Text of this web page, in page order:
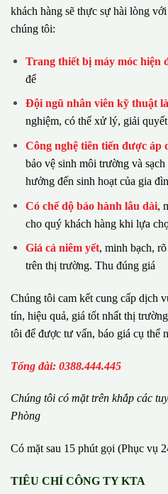
khách hàng sẽ thực sự hài lòng
chúng tôi:
Trang thiết bị máy móc hiện
để
Đội ngũ nhân viên kỹ thuật
nghiệm, có thể xử lý, giải
Công nghệ tiên tiến được áp
bảo vệ sinh môi trường và
hưởng đến sinh hoạt của gia
Có chế dộ bảo hành lâu dài,
cho quý khách hàng khi lựa
Giá cả niêm yết, minh bạch,
trên thị trường. Thu đúng giá
Chúng tôi cam kết cung cấp dịch
tín, hiệu quả, giá tốt nhất thị
tôi để được tư vấn, báo giá cụ thể
Tổng đài: 0388.444.445
Chúng tôi có mặt trên khắp các tuy
Phòng
Có mặt sau 15 phút gọi (Phục vụ
TIÊU CHÍ CÔNG TY KTA